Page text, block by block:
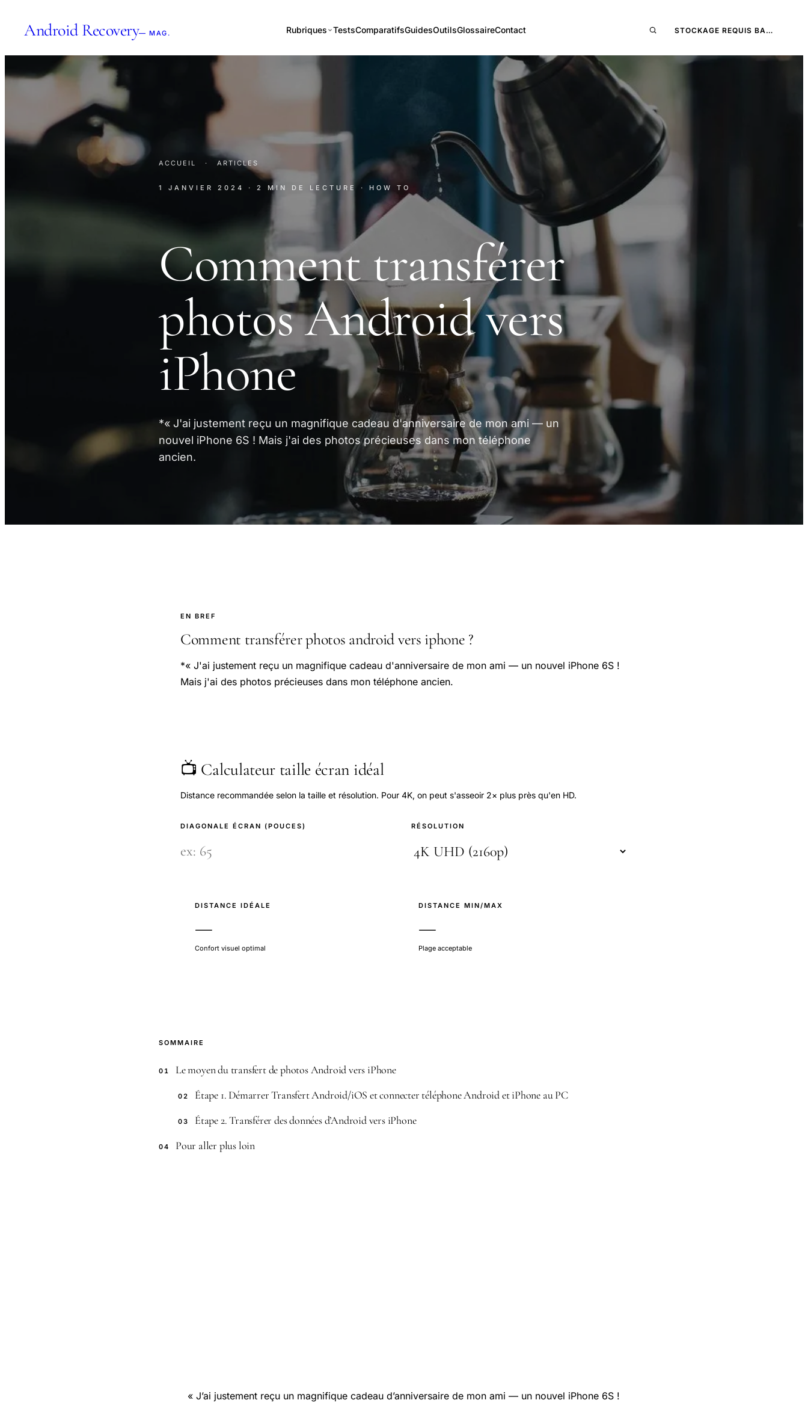
Android Recovery— MAG. Rubriques TestsComparatifsGuidesOutilsGlossaireContact STOCKAGE REQUIS BA…
ACCUEIL · ARTICLES
1 JANVIER 2024 · 2 MIN DE LECTURE · HOW TO
Comment transférer
photos Android vers
iPhone
*« J'ai justement reçu un magnifique cadeau d'anniversaire de mon ami — un
nouvel iPhone 6S ! Mais j'ai des photos précieuses dans mon téléphone
ancien.
EN BREF
Comment transférer photos android vers iphone ?
*« J'ai justement reçu un magnifique cadeau d'anniversaire de mon ami — un nouvel iPhone 6S !
Mais j'ai des photos précieuses dans mon téléphone ancien.
📺 Calculateur taille écran idéal
Distance recommandée selon la taille et résolution. Pour 4K, on peut s'asseoir 2× plus près qu'en HD.
DIAGONALE ÉCRAN (POUCES) RÉSOLUTION
DISTANCE IDÉALE
—
Confort visuel optimal
DISTANCE MIN/MAX
—
Plage acceptable
SOMMAIRE
01 Le moyen du transfert de photos Android vers iPhone
02 Étape 1. Démarrer Transfert Android/iOS et connecter téléphone Android et iPhone au PC
03 Étape 2. Transférer des données d’Android vers iPhone
04 Pour aller plus loin
« J’ai justement reçu un magnifique cadeau d’anniversaire de mon ami — un nouvel iPhone 6S !